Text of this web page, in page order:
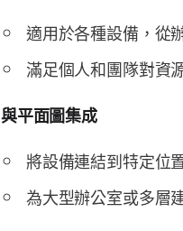
適用於各種設備，從
滿足個人和團隊對資
與平面圖集成
將設備連結到特定位
為大型辦公室或多層